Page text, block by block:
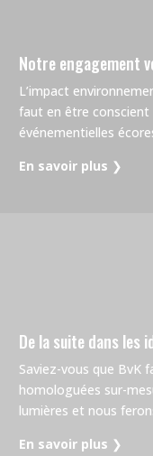
Notre engagement
L’impact
faut en être
événementielles
En savoir plus ❯
De la suite dans les
Saviez-vous que BvK
homologuées sur-
lumières et nous
En savoir plus ❯